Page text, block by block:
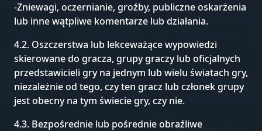
-Zniewagi, oczernianie, groźby, publiczne oskarżenia
lub inne wątpliwe komentarze lub działania.
4.2. Oszczerstwa lub lekceważące wypowiedzi
skierowane do gracza, grupy graczy lub oficjalnych
przedstawicieli gry na jednym lub wielu światach gry,
niezależnie od tego, czy ten gracz lub członek grupy
jest obecny na tym świecie gry, czy nie.
4.3. Bezpośrednie lub pośrednie obraźliwe